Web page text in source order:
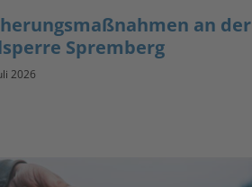
an der
Spremberg
2026